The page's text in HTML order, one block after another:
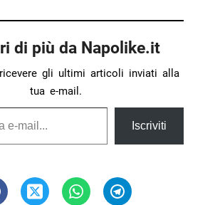
di più da Napolike.it
gli ultimi articoli inviati alla
tua e-mail.
Iscriviti